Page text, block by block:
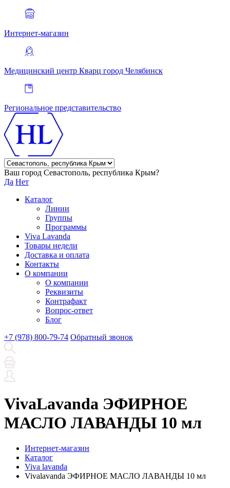
Интернет-магазин
Медицинский центр Кварц город Челябинск
Региональное представительство
Ваш город Севастополь, республика Крым?
Да Нет
Каталог
Линии
Группы
Программы
Viva Lavanda
Товары недели
Доставка и оплата
Контакты
О компании
О компании
Реквизиты
Контрафакт
Вопрос-ответ
Блог
+7 (978) 800-79-74 Обратный звонок
VivaLavanda ЭФИРНОЕ
МАСЛО ЛАВАНДЫ 10 мл
Интернет-магазин
Каталог
Viva lavanda
Vivalavanda ЭФИРНОЕ МАСЛО ЛАВАНДЫ 10 мл